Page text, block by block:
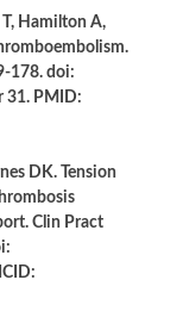
T, Hamilton A,
178. doi:
31. PMID:
DK. Tension
Clin Pract